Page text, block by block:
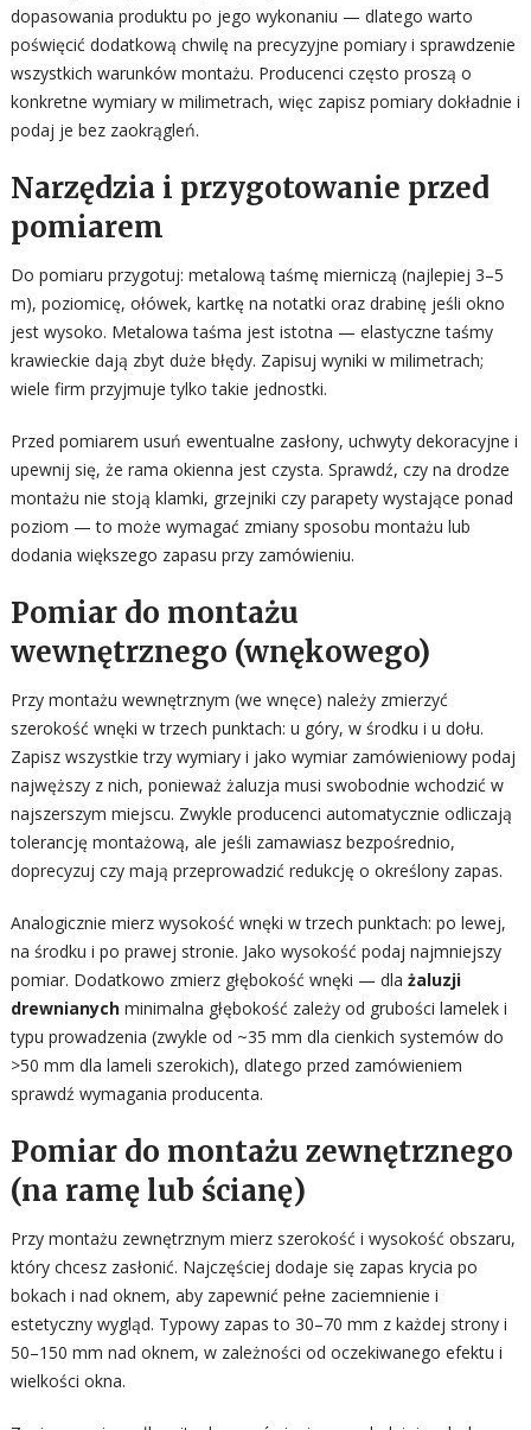
dopasowania produktu po jego wykonaniu — dlatego warto
poświęcić dodatkową chwilę na precyzyjne pomiary i sprawdzenie
wszystkich warunków montażu. Producenci często proszą o
konkretne wymiary w milimetrach, więc zapisz pomiary dokładnie i
podaj je bez zaokrągleń.
Narzędzia i przygotowanie przed
pomiarem
Do pomiaru przygotuj: metalową taśmę mierniczą (najlepiej 3–5
m), poziomicę, ołówek, kartkę na notatki oraz drabinę jeśli okno
jest wysoko. Metalowa taśma jest istotna — elastyczne taśmy
krawieckie dają zbyt duże błędy. Zapisuj wyniki w milimetrach;
wiele firm przyjmuje tylko takie jednostki.
Przed pomiarem usuń ewentualne zasłony, uchwyty dekoracyjne i
upewnij się, że rama okienna jest czysta. Sprawdź, czy na drodze
montażu nie stoją klamki, grzejniki czy parapety wystające ponad
poziom — to może wymagać zmiany sposobu montażu lub
dodania większego zapasu przy zamówieniu.
Pomiar do montażu
wewnętrznego (wnękowego)
Przy montażu wewnętrznym (we wnęce) należy zmierzyć
szerokość wnęki w trzech punktach: u góry, w środku i u dołu.
Zapisz wszystkie trzy wymiary i jako wymiar zamówieniowy podaj
najwęższy z nich, ponieważ żaluzja musi swobodnie wchodzić w
najszerszym miejscu. Zwykle producenci automatycznie odliczają
tolerancję montażową, ale jeśli zamawiasz bezpośrednio,
doprecyzuj czy mają przeprowadzić redukcję o określony zapas.
Analogicznie mierz wysokość wnęki w trzech punktach: po lewej,
na środku i po prawej stronie. Jako wysokość podaj najmniejszy
pomiar. Dodatkowo zmierz głębokość wnęki — dla żaluzji
drewnianychminimalna głębokość zależy od grubości lamelek i
typu prowadzenia (zwykle od ~35 mm dla cienkich systemów do
>50 mm dla lameli szerokich), dlatego przed zamówieniem
sprawdź wymagania producenta.
Pomiar do montażu zewnętrznego
(na ramę lub ścianę)
Przy montażu zewnętrznym mierz szerokość i wysokość obszaru,
który chcesz zasłonić. Najczęściej dodaje się zapas krycia po
bokach i nad oknem, aby zapewnić pełne zaciemnienie i
estetyczny wygląd. Typowy zapas to 30–70 mm z każdej strony i
50–150 mm nad oknem, w zależności od oczekiwanego efektu i
wielkości okna.